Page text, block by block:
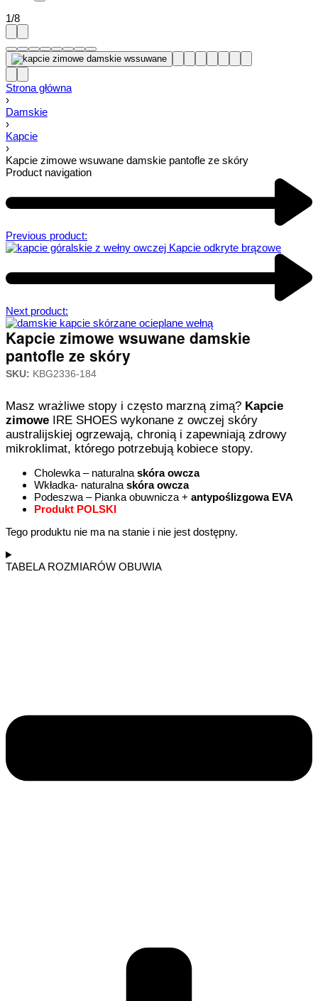
1/8
Strona główna
›
Damskie
›
Kapcie
›
Kapcie zimowe wsuwane damskie pantofle ze skóry
Product navigation
Previous product:
Next product:
Kapcie zimowe wsuwane damskie
pantofle ze skóry
SKU: KBG2336-184
Masz wrażliwe stopy i często marzną zimą? Kapcie
zimowe IRE SHOES wykonane z owczej skóry
australijskiej ogrzewają, chronią i zapewniają zdrowy
mikroklimat, którego potrzebują kobiece stopy.
Cholewka – naturalna skóra owcza
Wkładka- naturalna skóra owcza
Podeszwa – Pianka obuwnicza + antypoślizgowa EVA
Produkt POLSKI
Tego produktu nie ma na stanie i nie jest dostępny.
TABELA ROZMIARÓW OBUWIA